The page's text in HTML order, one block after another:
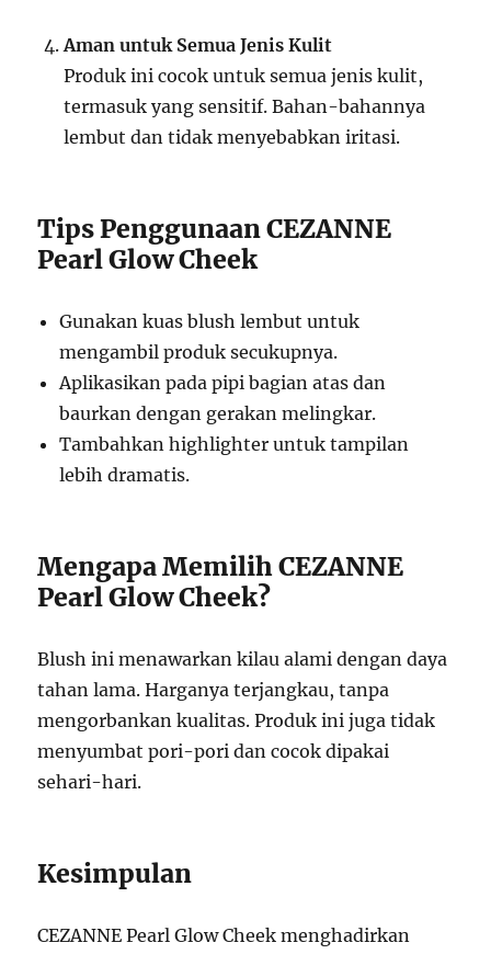
Aman untuk Semua Jenis Kulit
Produk ini cocok untuk semua jenis kulit,
termasuk yang sensitif. Bahan-bahannya
lembut dan tidak menyebabkan iritasi.
Tips Penggunaan CEZANNE
Pearl Glow Cheek
Gunakan kuas blush lembut untuk
mengambil produk secukupnya.
Aplikasikan pada pipi bagian atas dan
baurkan dengan gerakan melingkar.
Tambahkan highlighter untuk tampilan
lebih dramatis.
Mengapa Memilih CEZANNE
Pearl Glow Cheek?
Blush ini menawarkan kilau alami dengan daya
tahan lama. Harganya terjangkau, tanpa
mengorbankan kualitas. Produk ini juga tidak
menyumbat pori-pori dan cocok dipakai
sehari-hari.
Kesimpulan
CEZANNE Pearl Glow Cheek menghadirkan